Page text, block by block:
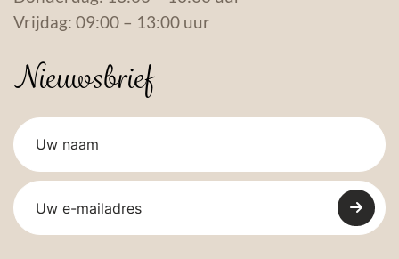
Vrijdag: 09:00 – 13:00 uur
Nieuwsbrief